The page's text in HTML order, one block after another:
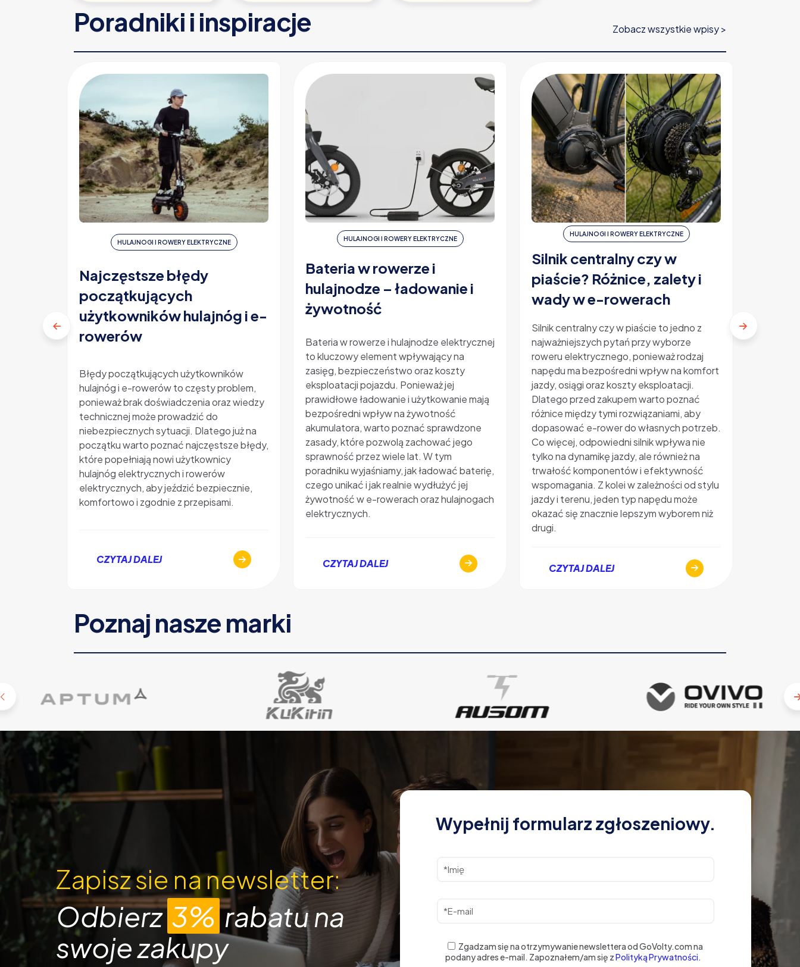
Poradniki i inspiracje Zobacz wszystkie wpisy >
HULAJNOGI I ROWERY ELEKTRYCZNE
Najczęstsze błędy
początkujących
użytkowników hulajnóg i e-
rowerów
Błędy początkujących użytkowników
hulajnóg i e-rowerów to częsty problem,
ponieważ brak doświadczenia oraz wiedzy
technicznej może prowadzić do
niebezpiecznych sytuacji. Dlatego już na
początku warto poznać najczęstsze błędy,
które popełniają nowi użytkownicy
hulajnóg elektrycznych i rowerów
elektrycznych, aby jeździć bezpiecznie,
komfortowo i zgodnie z przepisami.
CZYTAJ DALEJ
HULAJNOGI I ROWERY ELEKTRYCZNE
Bateria w rowerze i
hulajnodze – ładowanie i
żywotność
Bateria w rowerze i hulajnodze elektrycznej
to kluczowy element wpływający na
zasięg, bezpieczeństwo oraz koszty
eksploatacji pojazdu. Ponieważ jej
prawidłowe ładowanie i użytkowanie mają
bezpośredni wpływ na żywotność
akumulatora, warto poznać sprawdzone
zasady, które pozwolą zachować jego
sprawność przez wiele lat. W tym
poradniku wyjaśniamy, jak ładować baterię,
czego unikać i jak realnie wydłużyć jej
żywotność w e-rowerach oraz hulajnogach
elektrycznych.
CZYTAJ DALEJ
HULAJNOGI I ROWERY ELEKTRYCZNE
Silnik centralny czy w
piaście? Różnice, zalety i
wady w e-rowerach
Silnik centralny czy w piaście to jedno z
najważniejszych pytań przy wyborze
roweru elektrycznego, ponieważ rodzaj
napędu ma bezpośredni wpływ na komfort
jazdy, osiągi oraz koszty eksploatacji.
Dlatego przed zakupem warto poznać
różnice między tymi rozwiązaniami, aby
dopasować e-rower do własnych potrzeb.
Co więcej, odpowiedni silnik wpływa nie
tylko na dynamikę jazdy, ale również na
trwałość komponentów i efektywność
wspomagania. Z kolei w zależności od stylu
jazdy i terenu, jeden typ napędu może
okazać się znacznie lepszym wyborem niż
drugi.
CZYTAJ DALEJ
Poznaj nasze marki
Zapisz sie na newsletter:
Odbierz3%rabatu na
swoje zakupy
Wypełnij formularz zgłoszeniowy.
Zgadzam się na otrzymywanie newslettera od GoVolty.com na
podany adres e-mail. Zapoznałem/am się zPolityką Prywatności.